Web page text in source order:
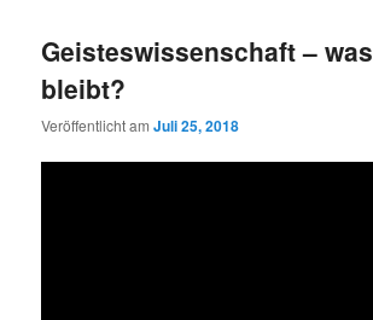
Geisteswissenschaft – was
bleibt?
Veröffentlicht amJuli 25, 2018